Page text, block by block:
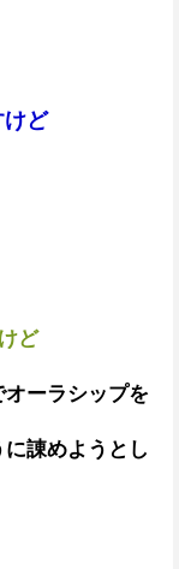
けど
ど
ーラシップを
諌めようとし